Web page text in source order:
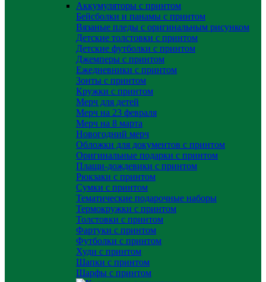
Аккумуляторы с принтом
Бейсболки и панамы с принтом
Вязаные пледы с оригинальным рисунком
Детские толстовки с принтом
Детские футболки с принтом
Джемперы с принтом
Ежедневники с принтом
Зонты с принтом
Кружки с принтом
Мерч для детей
Мерч на 23 февраля
Мерч на 8 марта
Новогодний мерч
Обложки для документов с принтом
Оригинальные подарки с принтом
Плащи-дождевики с принтом
Рюкзаки с принтом
Сумки с принтом
Тематические подарочные наборы
Термокружки с принтом
Толстовки с принтом
Фартуки с принтом
Футболки с принтом
Худи с принтом
Шапки с принтом
Шарфы с принтом